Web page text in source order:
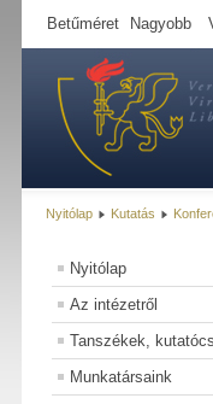
Betűméret Nagyobb
Nyitólap Kutatás
Nyitólap
Az intézetről
Tanszékek,
Munkatársaink